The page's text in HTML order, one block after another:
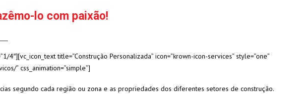
lo com paixão!
title=”Construção Personalizada” icon=”krown-icon-services” style=”one”
” css_animation=”simple”]
segundo cada região ou zona e as propriedades dos diferentes setores de construção.